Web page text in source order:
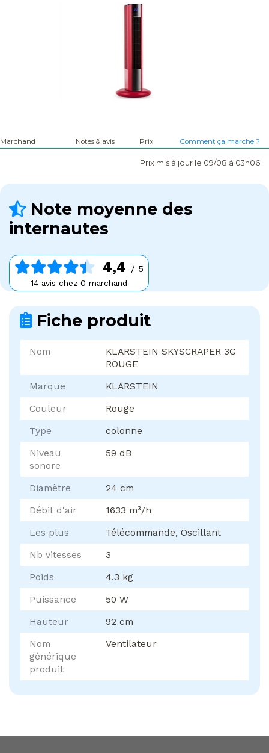
Marchand Notes & avis Prix Comment ça marche ?
Prix mis à jour le 09/08 à 03h06
Note moyenne des
internautes
4,4 / 5
14 avis chez 0 marchand
Fiche produit
Nom
KLARSTEIN SKYSCRAPER 3G
ROUGE
Marque
KLARSTEIN
Couleur
Rouge
Type
colonne
Niveau
sonore
59 dB
Diamètre
24 cm
Débit d'air
1633 m³/h
Les plus
Télécommande, Oscillant
Nb vitesses
3
Poids
4.3 kg
Puissance
50 W
Hauteur
92 cm
Nom
générique
produit
Ventilateur